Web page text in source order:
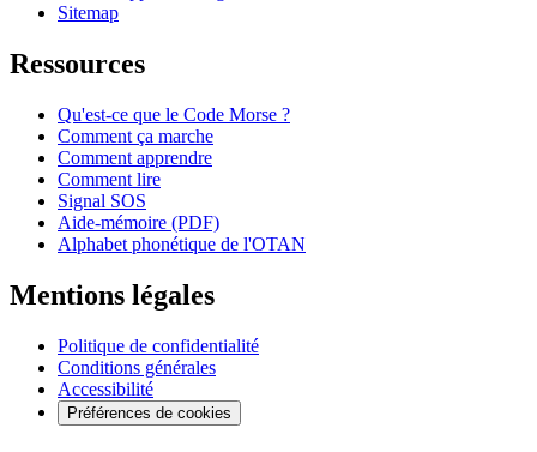
Sitemap
Ressources
Qu'est-ce que le Code Morse ?
Comment ça marche
Comment apprendre
Comment lire
Signal SOS
Aide-mémoire (PDF)
Alphabet phonétique de l'OTAN
Mentions légales
Politique de confidentialité
Conditions générales
Accessibilité
Préférences de cookies